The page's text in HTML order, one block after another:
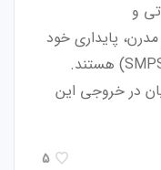
و
پایداری خود
را مدیون منابع تغذیه سوئیچینگ (SMPS) هستند.
در خروجی این
5